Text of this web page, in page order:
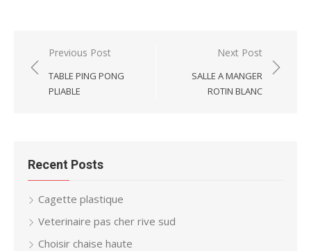
Post
navigation
Previous Post
TABLE PING PONG
PLIABLE
Next Post
SALLE A MANGER
ROTIN BLANC
Recent Posts
Cagette plastique
Veterinaire pas cher rive sud
Choisir chaise haute